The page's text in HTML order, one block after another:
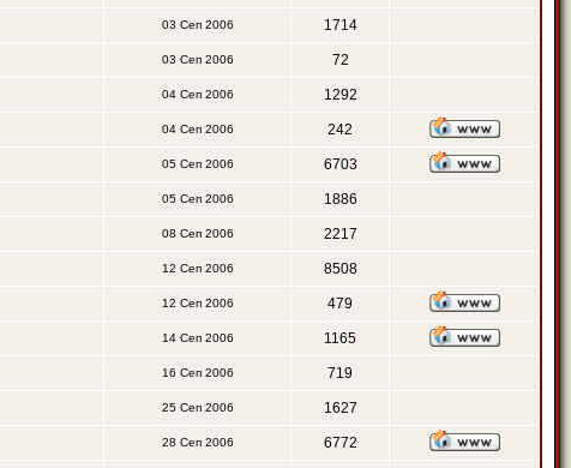
03 Сеп 2006 1714
03 Сеп 2006 72
04 Сеп 2006 1292
04 Сеп 2006 242
05 Сеп 2006 6703
05 Сеп 2006 1886
08 Сеп 2006 2217
12 Сеп 2006 8508
12 Сеп 2006 479
14 Сеп 2006 1165
16 Сеп 2006 719
25 Сеп 2006 1627
28 Сеп 2006 6772